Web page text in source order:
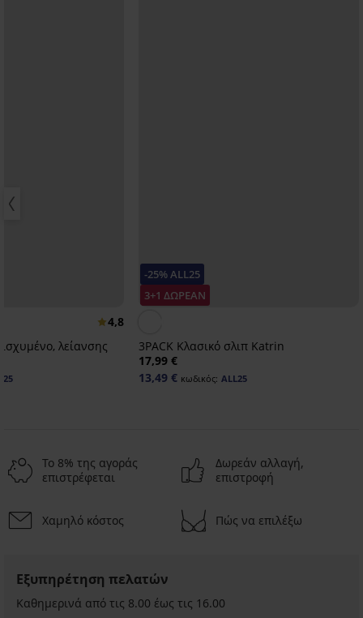
4,8
λείανσης
-25% ALL25
3+1 ΔΩΡΕΑΝ
3PACK Κλασικό σλιπ Katrin
17,99 €
13,49 € κωδικός: ALL25
Το 8% της αγοράς
επιστρέφεται
Δωρεάν αλλαγή,
επιστροφή
Χαμηλό κόστος Πώς να επιλέξω
Εξυπηρέτηση πελατών
Καθημερινά από τις 8.00 έως τις 16.00